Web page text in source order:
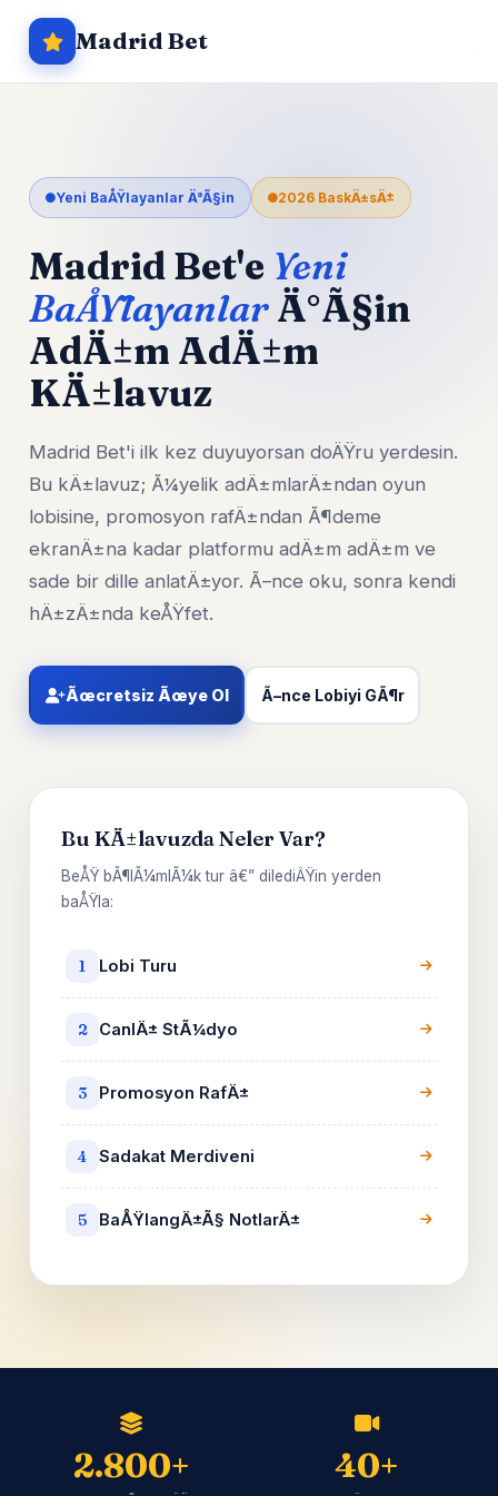
Madrid Bet
Yeni BaÅŸlayanlar Ä°Ã§in 2026 BaskÄ±sÄ±
Madrid Bet'e Yeni
BaÅŸlayanlarÄ°Ã§in
AdÄ±m AdÄ±m
KÄ±lavuz
Madrid Bet'i ilk kez duyuyorsan doÄŸru yerdesin.
Bu kÄ±lavuz; Ã¼yelik adÄ±mlarÄ±ndan oyun
lobisine, promosyon rafÄ±ndan Ã¶deme
ekranÄ±na kadar platformu adÄ±m adÄ±m ve
sade bir dille anlatÄ±yor. Ã–nce oku, sonra kendi
hÄ±zÄ±nda keÅŸfet.
Ãœcretsiz Ãœye Ol Ã–nce Lobiyi GÃ¶r
Bu KÄ±lavuzda Neler Var?
BeÅŸ bÃ¶lÃ¼mlÃ¼k tur â€” dilediÄŸin yerden
baÅŸla:
1 Lobi Turu
2 CanlÄ± StÃ¼dyo
3 Promosyon RafÄ±
4 Sadakat Merdiveni
5 BaÅŸlangÄ±Ã§ NotlarÄ±
2.800+ 40+